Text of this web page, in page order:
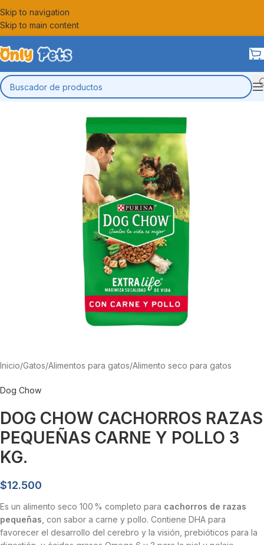
Skip to navigation
Skip to main content
Inicio/Gatos/Alimentos para gatos/Alimento seco para gatos
Dog Chow
DOG CHOW CACHORROS RAZAS
PEQUEÑAS CARNE Y POLLO 3
KG.
$12.500
Es un alimento seco 100 % completo para cachorros de razas
pequeñas , con sabor a carne y pollo. Contiene DHA para
favorecer el desarrollo del cerebro y la visión, prebióticos para la